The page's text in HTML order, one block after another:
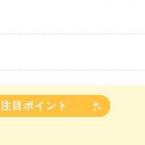
注目ポイント